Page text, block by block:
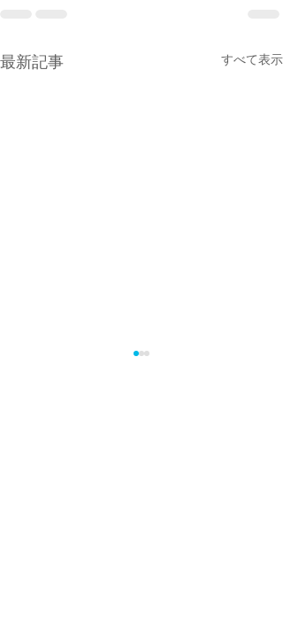
最新記事 すべて表示